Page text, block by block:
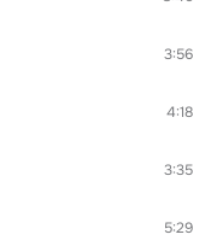
3:56
4:18
3:35
5:29